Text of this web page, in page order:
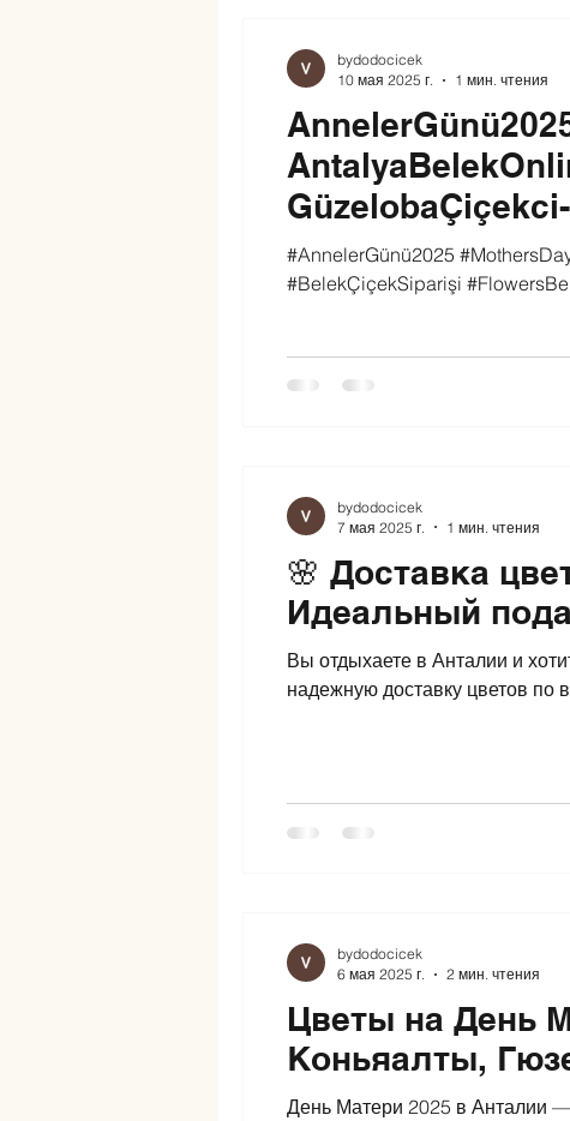
#AnnelerGünü2025
#BelekÇiçekSiparişi
bydodocicek
10 мая 2025 г.
1 мин. чтения
🌸 Доставка
Идеальный
Вы отдыхаете в Анталии и
надежную доставку цветов по
bydodocicek
7 мая 2025 г.
1 мин. чтения
Цветы на День
Коньяалты,
День Матери 2025 в Анталии — это идеальная возможность выразить свою любовь и благодарность самой важной
bydodocicek
6 мая 2025 г.
2 мин. чтения